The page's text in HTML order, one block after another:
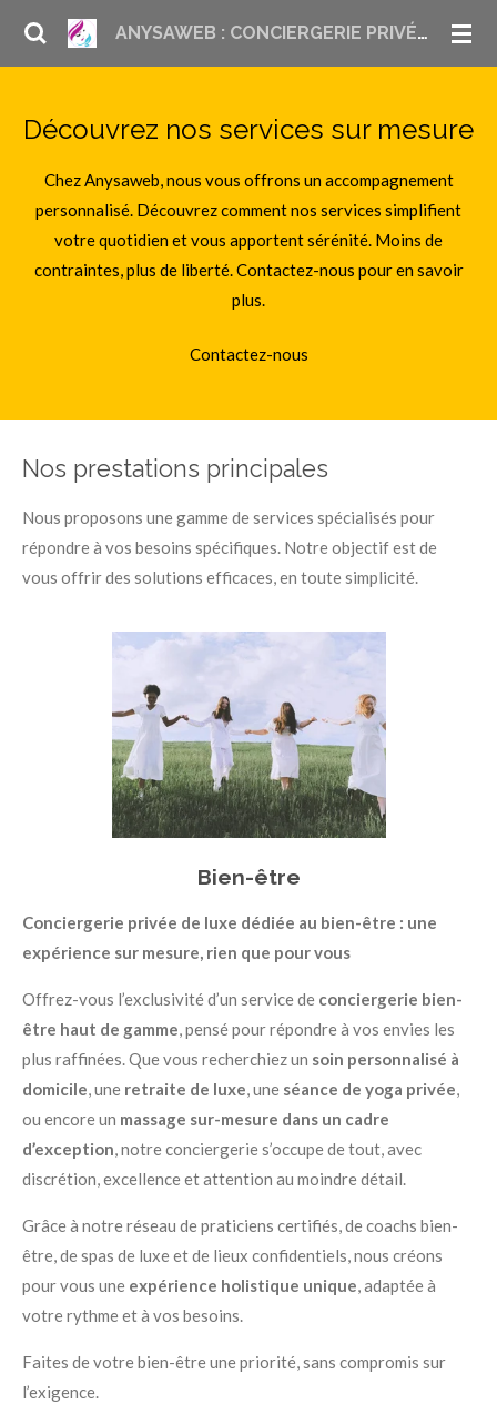
Passer
principal
ANYSAWEB : CONCIERGERIE PRIVÉE ET LIFESTYLE MANAGEMENT À PARIS
Découvrez nos services sur mesure
Chez Anysaweb, nous vous offrons un accompagnement
personnalisé. Découvrez comment nos services simplifient
votre quotidien et vous apportent sérénité. Moins de
contraintes, plus de liberté. Contactez-nous pour en savoir
plus.
Contactez-nous
Nos prestations principales
Nous proposons une gamme de services spécialisés pour
répondre à vos besoins spécifiques. Notre objectif est de
vous offrir des solutions efficaces, en toute simplicité.
Bien-être
Conciergerie privée de luxe dédiée au bien-être : une
expérience sur mesure, rien que pour vous
Offrez-vous l’exclusivité d’un service de conciergerie bien-
être haut de gamme, pensé pour répondre à vos envies les
plus raffinées. Que vous recherchiez un soin personnalisé à
domicile, une retraite de luxe, une séance de yoga privée,
ou encore un massage sur-mesure dans un cadre
d’exception, notre conciergerie s’occupe de tout, avec
discrétion, excellence et attention au moindre détail.
Grâce à notre réseau de praticiens certifiés, de coachs bien-
être, de spas de luxe et de lieux confidentiels, nous créons
pour vous une expérience holistique unique, adaptée à
votre rythme et à vos besoins.
Faites de votre bien-être une priorité, sans compromis sur
l’exigence.